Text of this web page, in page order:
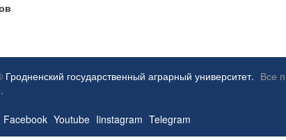
Гродненский государственный аграрный университет. Все
Facebook Youtube Iinstagram Telegram